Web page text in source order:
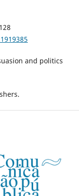
and politics